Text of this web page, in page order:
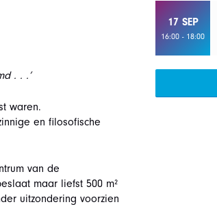
. . .’
waren.
en filosofische
van de
maar liefst 500 m²
uitzondering voorzien
17 SEP
16:00 - 18:00